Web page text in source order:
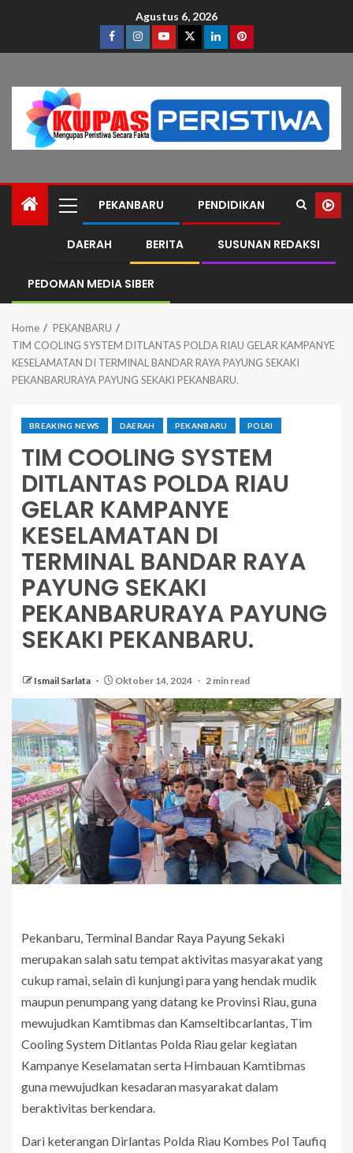
Agustus 6, 2026
PEKANBARU PENDIDIKAN
DAERAH BERITA SUSUNAN REDAKSI
PEDOMAN MEDIA SIBER
Home
PEKANBARU
TIM COOLING SYSTEM DITLANTAS POLDA RIAU GELAR KAMPANYE
KESELAMATAN DI TERMINAL BANDAR RAYA PAYUNG SEKAKI
PEKANBARURAYA PAYUNG SEKAKI PEKANBARU.
BREAKING NEWS DAERAH PEKANBARU POLRI
TIM COOLING SYSTEM
DITLANTAS POLDA RIAU
GELAR KAMPANYE
KESELAMATAN DI
TERMINAL BANDAR RAYA
PAYUNG SEKAKI
PEKANBARURAYA PAYUNG
SEKAKI PEKANBARU.
Ismail Sarlata Oktober 14, 2024 2 min read
Pekanbaru, Terminal Bandar Raya Payung Sekaki
merupakan salah satu tempat aktivitas masyarakat yang
cukup ramai, selain di kunjungi para yang hendak mudik
maupun penumpang yang datang ke Provinsi Riau, guna
mewujudkan Kamtibmas dan Kamseltibcarlantas, Tim
Cooling System Ditlantas Polda Riau gelar kegiatan
Kampanye Keselamatan serta Himbauan Kamtibmas
guna mewujudkan kesadaran masyarakat dalam
beraktivitas berkendara.
Dari keterangan Dirlantas Polda Riau Kombes Pol Taufiq